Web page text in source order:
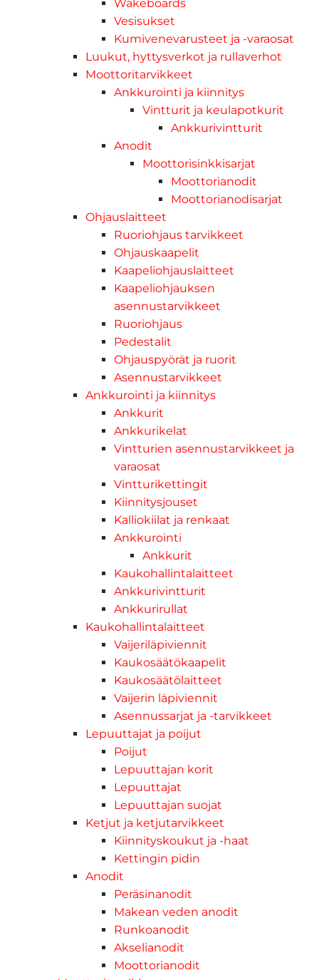
Wakeboards
Vesisukset
Kumivenevarusteet ja -varaosat
Luukut, hyttysverkot ja rullaverhot
Moottoritarvikkeet
Ankkurointi ja kiinnitys
Vintturit ja keulapotkurit
Ankkurivintturit
Anodit
Moottorisinkkisarjat
Moottorianodit
Moottorianodisarjat
Ohjauslaitteet
Ruoriohjaus tarvikkeet
Ohjauskaapelit
Kaapeliohjauslaitteet
Kaapeliohjauksen
asennustarvikkeet
Ruoriohjaus
Pedestalit
Ohjauspyörät ja ruorit
Asennustarvikkeet
Ankkurointi ja kiinnitys
Ankkurit
Ankkurikelat
Vintturien asennustarvikkeet ja
varaosat
Vintturikettingit
Kiinnitysjouset
Kalliokiilat ja renkaat
Ankkurointi
Ankkurit
Kaukohallintalaitteet
Ankkurivintturit
Ankkurirullat
Kaukohallintalaitteet
Vaijeriläpiviennit
Kaukosäätökaapelit
Kaukosäätölaitteet
Vaijerin läpiviennit
Asennussarjat ja -tarvikkeet
Lepuuttajat ja poijut
Poijut
Lepuuttajan korit
Lepuuttajat
Lepuuttajan suojat
Ketjut ja ketjutarvikkeet
Kiinnityskoukut ja -haat
Kettingin pidin
Anodit
Peräsinanodit
Makean veden anodit
Runkoanodit
Akselianodit
Moottorianodit